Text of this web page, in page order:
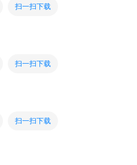
扫一扫下载
扫一扫下载
扫一扫下载